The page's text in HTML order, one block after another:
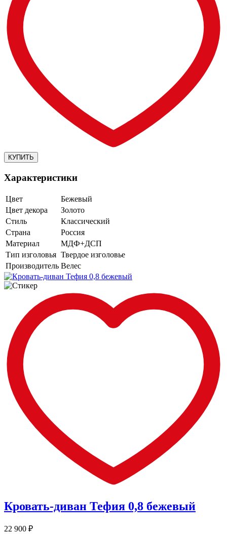
Характеристики
Цвет
Бежевый
Цвет декора
Золото
Стиль
Классический
Страна
Россия
Материал
МДФ+ДСП
Тип изголовья Твердое изголовье
Производитель Велес
Кровать-диван Тефия 0,8 бежевый
22 900 ₽